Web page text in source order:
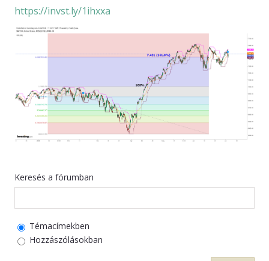
KAPCSOLAT
https://invst.ly/1ihxxa
Keresés a fórumban
Témacímekben
Hozzászólásokban